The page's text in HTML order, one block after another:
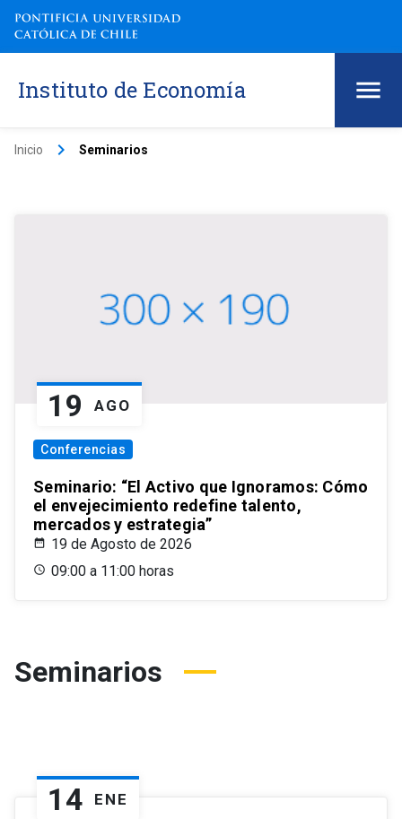
Instituto de Economía
Inicio keyboard_arrow_right Seminarios
19 AGO
Conferencias
Seminario: “El Activo que Ignoramos: Cómo
el envejecimiento redefine talento,
mercados y estrategia”
19 de Agosto de 2026
09:00 a 11:00 horas
Seminarios
14 ENE